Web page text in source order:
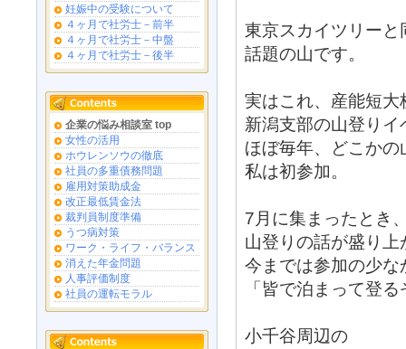
妊娠中の受験について
４ヶ月で社労士－前半
４ヶ月で社労士－中盤
４ヶ月で社労士－後半
企業の悩み相談室 top
女性の活用
ホウレンソウの徹底
社員の多重債務問題
雇用対策助成金
改正最低賃金法
裁判員制度準備
うつ病対策
ワーク・ライフ・バランス
消えた年金問題
人事評価制度
社員の運転モラル
東京スカイツリー
話題の山です。
実はこれ、産能短大
新潟支部の山登りイ
ほぼ毎年、どこか
私は初参加。
7月に集まったとき
山登りの話が盛り上
今までは参加の少な
「皆で泊まって登
小千谷周辺の